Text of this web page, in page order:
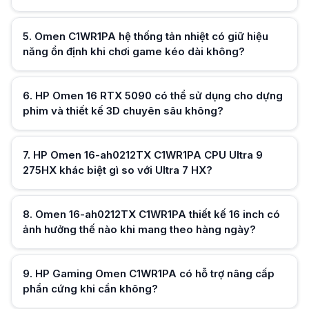
Hữu ích (0)
5. Omen C1WR1PA hệ thống tản nhiệt có giữ hiệu
năng ổn định khi chơi game kéo dài không?
6. HP Omen 16 RTX 5090 có thể sử dụng cho dựng
phim và thiết kế 3D chuyên sâu không?
7. HP Omen 16-ah0212TX C1WR1PA CPU Ultra 9
275HX khác biệt gì so với Ultra 7 HX?
8. Omen 16-ah0212TX C1WR1PA thiết kế 16 inch có
ảnh hưởng thế nào khi mang theo hàng ngày?
9. HP Gaming Omen C1WR1PA có hỗ trợ nâng cấp
phần cứng khi cần không?